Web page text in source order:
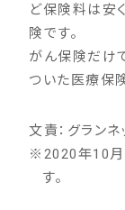
ど保険料は安
険です。
がん保険だけ
ついた医療保
文責：グランネ
※ 2020年10月
す。